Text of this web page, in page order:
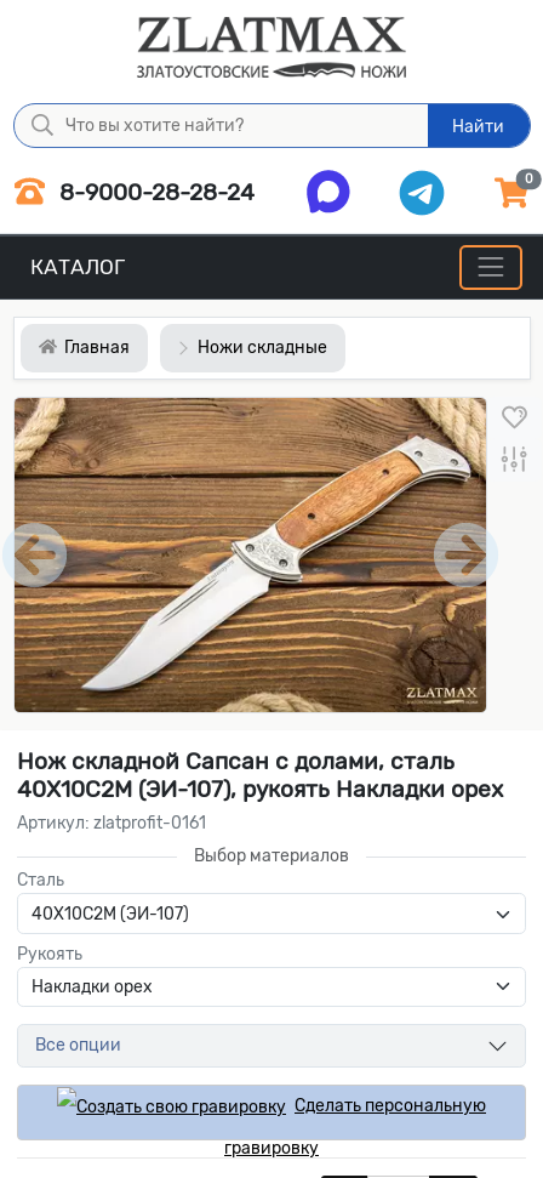
Найти
8-9000-28-28-24 0
КАТАЛОГ
Главная Ножи складные
Нож складной Сапсан с долами, сталь
40Х10С2М (ЭИ-107), рукоять Накладки орех
Артикул: zlatprofit-0161
Выбор материалов
Сталь
Рукоять
Все опции
Сделать персональную
гравировку